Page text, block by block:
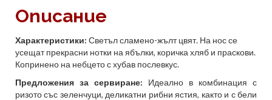
Описание
Характеристики: Светъл сламено-жълт цвят. На нос се
усещат прекрасни нотки на ябълки, коричка хляб и праскови.
Копринено на небцето с хубав послевкус.
Предложения за сервиране: Идеално в комбинация с
ризото със зеленчуци, деликатни рибни ястия, както и с бели